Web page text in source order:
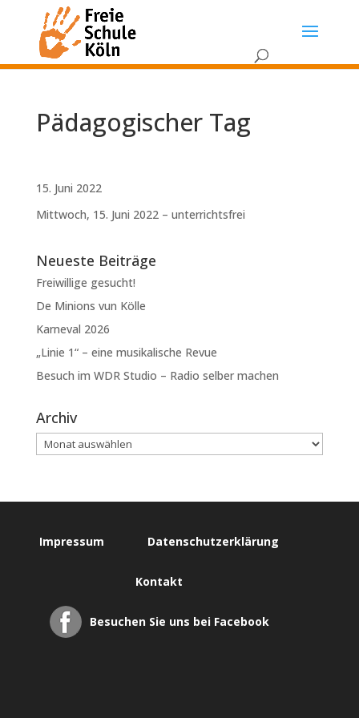
Pädagogischer Tag
15. Juni 2022
Mittwoch, 15. Juni 2022 – unterrichtsfrei
Neueste Beiträge
Freiwillige gesucht!
De Minions vun Kölle
Karneval 2026
„Linie 1“ – eine musikalische Revue
Besuch im WDR Studio – Radio selber machen
Archiv
Impressum Datenschutzerklärung
Kontakt
Besuchen Sie uns bei Facebook